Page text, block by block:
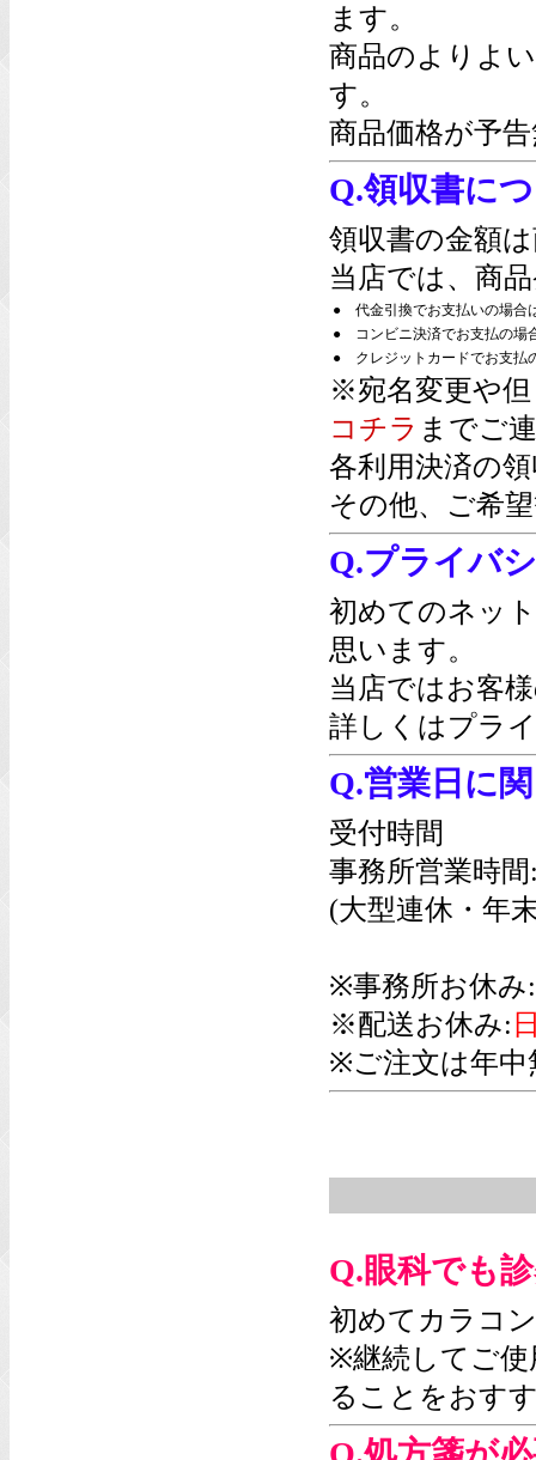
ます。
商品のよりよ
す。
商品価格が予
Q.領収書に
領収書の金額
当店では、商
●
代金引換でお支払いの場合
●
コンビニ決済でお支払の場
●
クレジットカードでお支払
※宛名変更や但
コチラ までご
各利用決済の
その他、ご希
Q.プライバ
初めてのネッ
思います。
当店ではお客
詳しくはプラ
Q.営業日に
受付時間
事務所営業時間
(大型連休・年
※事務所お休み:
※配送お休み:
※ご注文は年中
Q.眼科でも
初めてカラコ
※継続してご使
ることをおす